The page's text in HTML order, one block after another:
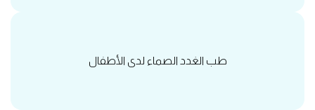
طب الغدد الصماء لدى الأطفال